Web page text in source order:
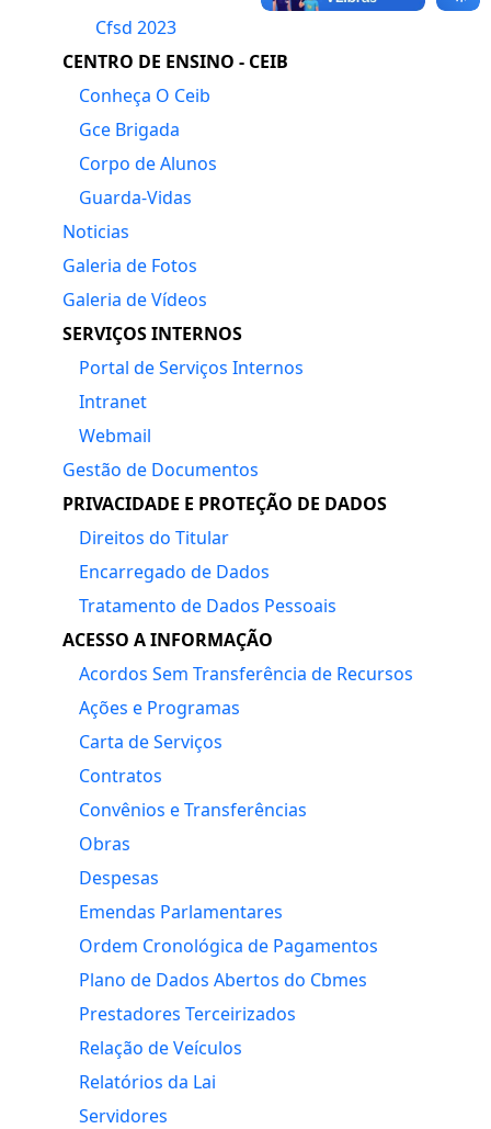
Cfsd 2023
CENTRO DE ENSINO - CEIB
Conheça O Ceib
Gce Brigada
Corpo de Alunos
Guarda-Vidas
Noticias
Galeria de Fotos
Galeria de Vídeos
SERVIÇOS INTERNOS
Portal de Serviços Internos
Intranet
Webmail
Gestão de Documentos
PRIVACIDADE E PROTEÇÃO DE DADOS
Direitos do Titular
Encarregado de Dados
Tratamento de Dados Pessoais
ACESSO A INFORMAÇÃO
Acordos Sem Transferência de Recursos
Ações e Programas
Carta de Serviços
Contratos
Convênios e Transferências
Obras
Despesas
Emendas Parlamentares
Ordem Cronológica de Pagamentos
Plano de Dados Abertos do Cbmes
Prestadores Terceirizados
Relação de Veículos
Relatórios da Lai
Servidores